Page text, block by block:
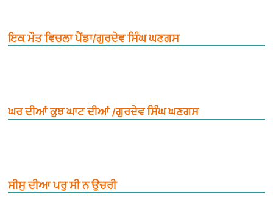
ਇਕ ਮੌਤ ਵਿਚਲਾ ਪੈਂਡਾ/ਗੁਰਦੇਵ ਸਿੰਘ ਘਣਗਸ
ਘਰ ਦੀਆਂ ਕੁਝ ਘਾਟ ਦੀਆਂ /ਗੁਰਦੇਵ ਸਿੰਘ ਘਣਗਸ
ਸੀਸੁ ਦੀਆ ਪਰੁ ਸੀ ਨ ਉਚਰੀ